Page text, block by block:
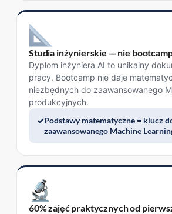
Studia inżynierskie — nie
Dyplom inżyniera AI to unikalny
pracy. Bootcamp nie daje
niezbędnych do zaawansowanego
produkcyjnych.
Podstawy matematyczne = klucz
zaawansowanego Machine
60% zajęć praktycznych od